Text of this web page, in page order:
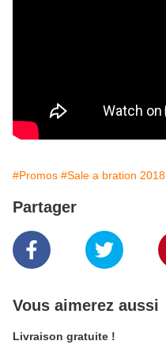
#Promos #Sale a bration 2018
Partager
Vous aimerez aussi
Livraison gratuite !